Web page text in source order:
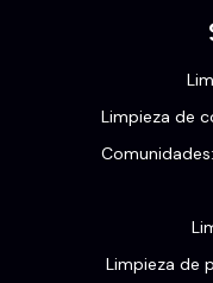
Limpieza de
Limpieza de